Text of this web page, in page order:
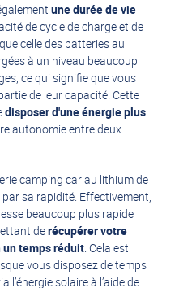
une durée de vie
de cycle de charge et de
celle des batteries au
à un niveau beaucoup
ce qui signifie que vous
de leur capacité. Cette
disposer d'une énergie plus
autonomie entre deux
camping car au lithium de
sa rapidité. Effectivement,
beaucoup plus rapide
derécupérer votre
temps réduit. Cela est
vous disposez de temps
l’énergie solaireà l’aide de